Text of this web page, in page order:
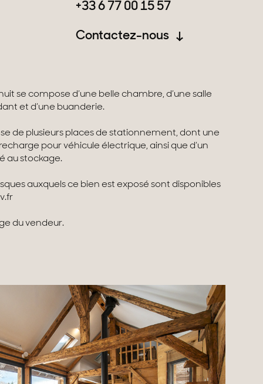
+33 6 77 00 15 57
Contactez-nous
se compose d’une belle chambre, d’une salle
et d’une buanderie.
de plusieurs places de stationnement, dont une
pour véhicule électrique, ainsi que d’un
au stockage.
auxquels ce bien est exposé sont disponibles
du vendeur.